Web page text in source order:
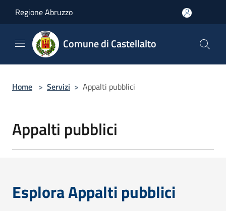
Regione Abruzzo
Comune di Castellalto
Home > Servizi > Appalti pubblici
Appalti pubblici
Esplora Appalti pubblici